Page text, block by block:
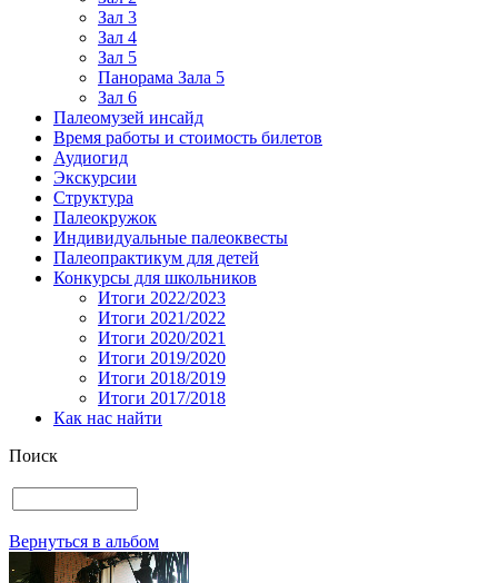
Зал 3
Зал 4
Зал 5
Панорама Зала 5
Зал 6
Палеомузей инсайд
Время работы и стоимость билетов
Аудиогид
Экскурсии
Структура
Палеокружок
Индивидуальные палеоквесты
Палеопрактикум для детей
Конкурсы для школьников
Итоги 2022/2023
Итоги 2021/2022
Итоги 2020/2021
Итоги 2019/2020
Итоги 2018/2019
Итоги 2017/2018
Как нас найти
Поиск
Вернуться в альбом